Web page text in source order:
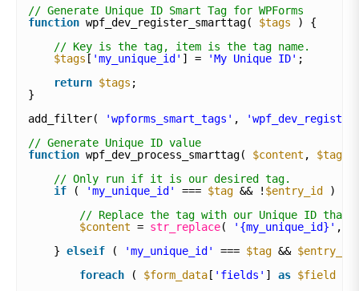
// Generate Unique ID Smart Tag for WPForms
function wpf_dev_register_smarttag( $tags
) {
// Key is the tag, item is the tag name.
$tags [ 'my_unique_id' ] = 'My Unique ID' ;
return $tags ;
}
add_filter(
'wpforms_smart_tags' ,
// Generate Unique ID value
function wpf_dev_process_smarttag( $content , $tag
// Only run if it is our desired tag.
if
( 'my_unique_id' === $tag && ! $entry_id
) {
// Replace the tag with our Unique ID that
$content = str_replace( '{my_unique_id}' ,
} elseif ( 'my_unique_id' === $tag && $entry_id
foreach
( $form_data [ 'fields' ] as $field